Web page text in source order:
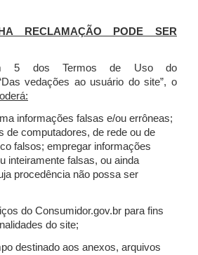
RECLAMAÇÃO PODE SER
5 dos Termos de Uso do
vedações ao usuário do site”, o
informações falsas e/ou errôneas;
de computadores, de rede ou de
falsos; empregar informações
inteiramente falsas, ou ainda
procedência não possa ser
do Consumidor.gov.br para fins
do site;
destinado aos anexos, arquivos